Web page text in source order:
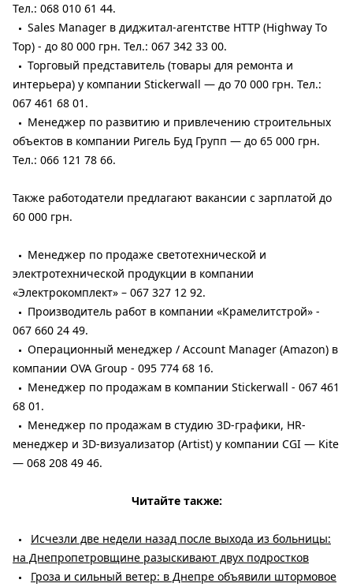
Тел.: 068 010 61 44.
Sales Manager в диджитал-агентстве HTTP (Highway To
Top) - до 80 000 грн. Тел.: 067 342 33 00.
Торговый представитель (товары для ремонта и
интерьера) у компании Stickerwall — до 70 000 грн. Тел.:
067 461 68 01.
Менеджер по развитию и привлечению строительных
объектов в компании Ригель Буд Групп — до 65 000 грн.
Тел.: 066 121 78 66.
Также работодатели предлагают вакансии с зарплатой до
60 000 грн.
Менеджер по продаже светотехнической и
электротехнической продукции в компании
«Электрокомплект» – 067 327 12 92.
Производитель работ в компании «Крамелитстрой» -
067 660 24 49.
Операционный менеджер / Account Manager (Amazon) в
компании OVA Group - 095 774 68 16.
Менеджер по продажам в компании Stickerwall - 067 461
68 01.
Менеджер по продажам в студию 3D-графики, HR-
менеджер и 3D-визуализатор (Artist) у компании CGI — Kite
— 068 208 49 46.
Читайте также:
Исчезли две недели назад после выхода из больницы:
на Днепропетровщине разыскивают двух подростков
Гроза и сильный ветер: в Днепре объявили штормовое